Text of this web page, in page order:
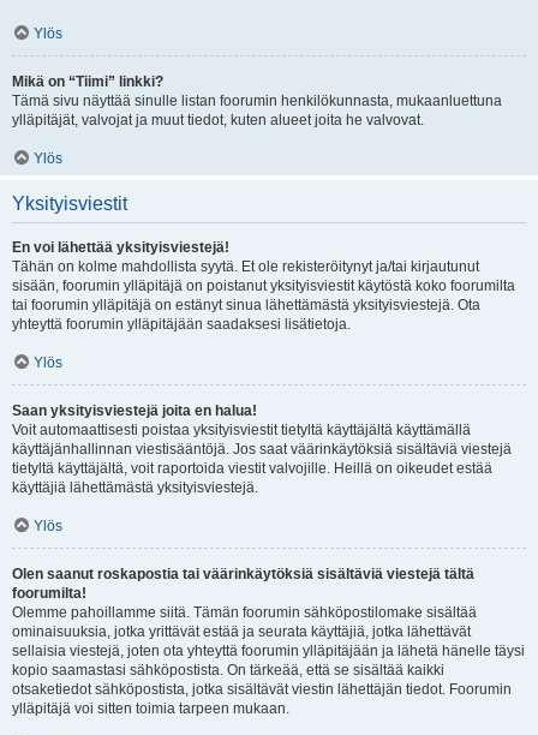
Ylös
Mikä on “Tiimi” linkki?
Tämä sivu näyttää sinulle listan foorumin henkilökunnasta, mukaanluettuna
ylläpitäjät, valvojat ja muut tiedot, kuten alueet joita he valvovat.
Ylös
Yksityisviestit
En voi lähettää yksityisviestejä!
Tähän on kolme mahdollista syytä. Et ole rekisteröitynyt ja/tai kirjautunut
sisään, foorumin ylläpitäjä on poistanut yksityisviestit käytöstä koko foorumilta
tai foorumin ylläpitäjä on estänyt sinua lähettämästä yksityisviestejä. Ota
yhteyttä foorumin ylläpitäjään saadaksesi lisätietoja.
Ylös
Saan yksityisviestejä joita en halua!
Voit automaattisesti poistaa yksityisviestit tietyltä käyttäjältä käyttämällä
käyttäjänhallinnan viestisääntöjä. Jos saat väärinkäytöksiä sisältäviä viestejä
tietyltä käyttäjältä, voit raportoida viestit valvojille. Heillä on oikeudet estää
käyttäjiä lähettämästä yksityisviestejä.
Ylös
Olen saanut roskapostia tai väärinkäytöksiä sisältäviä viestejä tältä
foorumilta!
Olemme pahoillamme siitä. Tämän foorumin sähköpostilomake sisältää
ominaisuuksia, jotka yrittävät estää ja seurata käyttäjiä, jotka lähettävät
sellaisia viestejä, joten ota yhteyttä foorumin ylläpitäjään ja lähetä hänelle täysi
kopio saamastasi sähköpostista. On tärkeää, että se sisältää kaikki
otsaketiedot sähköpostista, jotka sisältävät viestin lähettäjän tiedot. Foorumin
ylläpitäjä voi sitten toimia tarpeen mukaan.